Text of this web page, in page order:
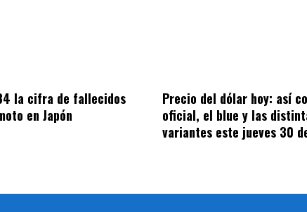
la cifra de fallecidos
en Japón
Precio del dólar hoy: así
oficial, el blue y las
variantes este jueves 30